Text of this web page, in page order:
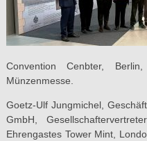
Convention Cenbter,
Münzenmesse.
Goetz-Ulf Jungmichel,
GmbH,
Ehrengastes Tower Mint,